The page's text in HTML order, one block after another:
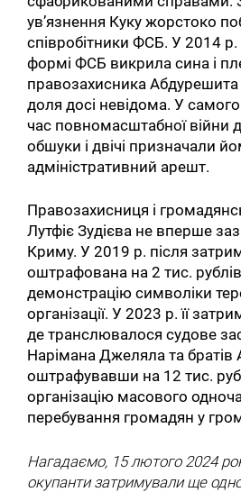
ув’язнення Куку жорстоко
співробітники ФСБ. У 2014 р.
формі ФСБ викрила сина і
правозахисника
доля досі невідома. У
час повномасштабної війни
обшуки і двічі призначали
адміністративний арешт.
Правозахисниця і
Лутфіє Зудієва не вперше
Криму. У 2019 р. після
оштрафована на 2 тис.
демонстрацію символіки
організації. У 2023 р. її
де транслювалося судове
Нарімана Джеляла та братів
оштрафувавши на 12 тис.
організацію масового
перебування громадян у
Нагадаємо, 15 лютого 2024
окупанти затримували ще